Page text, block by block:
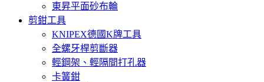
東昇平面砂布輪
剪鉗工具
KNIPEX德國K牌工具
全螺牙桿剪斷器
輕鋼架、輕隔間打孔器
卡簧鉗